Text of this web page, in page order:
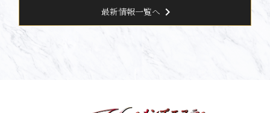
最新情報一覧へ chevron_right